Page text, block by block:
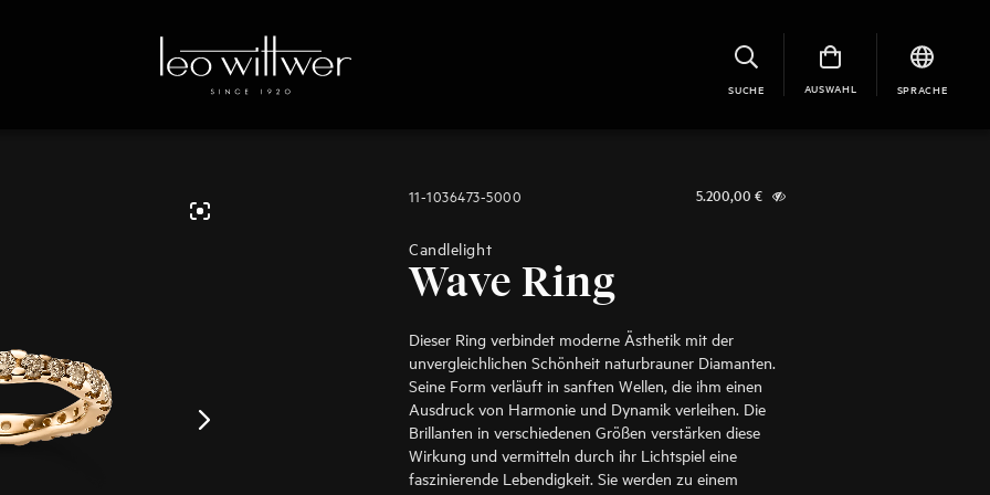
SUCHE AUSWAHL SPRACHE
11-1036473-5000 5.200,00 €
Candlelight
Wave Ring
Dieser Ring verbindet moderne Ästhetik mit der
unvergleichlichen Schönheit naturbrauner Diamanten.
Seine Form verläuft in sanften Wellen, die ihm einen
Ausdruck von Harmonie und Dynamik verleihen. Die
Brillanten in verschiedenen Größen verstärken diese
Wirkung und vermitteln durch ihr Lichtspiel eine
faszinierende Lebendigkeit. Sie werden zu einem